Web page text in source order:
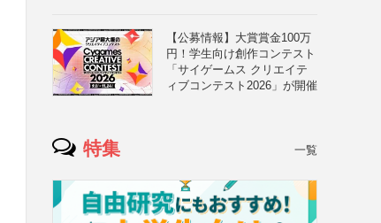
【公募情報】大賞賞金100万
円！学生向け創作コンテスト
「サイゲームス クリエイテ
ィブコンテスト2026」が開催
特集 一覧